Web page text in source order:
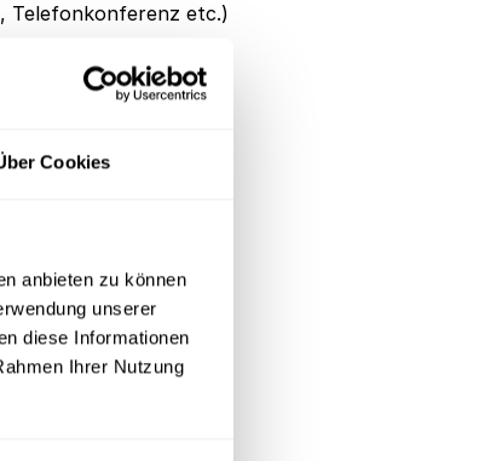
Cookies
anbieten zu können
unserer
diese Informationen
Ihrer Nutzung
Telefonkonferenz etc.)